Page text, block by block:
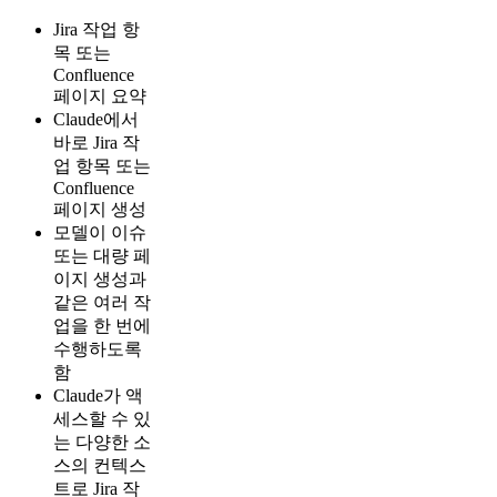
Jira 작업 항
목 또는
Confluence
페이지 요약
Claude에서
바로 Jira 작
업 항목 또는
Confluence
페이지 생성
모델이 이슈
또는 대량 페
이지 생성과
같은 여러 작
업을 한 번에
수행하도록
함
Claude가 액
세스할 수 있
는 다양한 소
스의 컨텍스
트로 Jira 작